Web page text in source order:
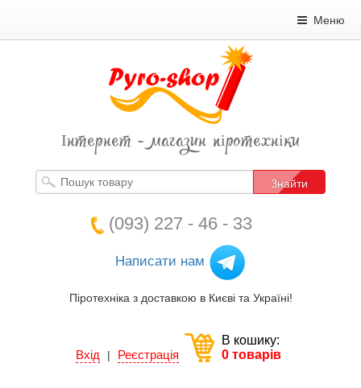
Меню
Інтернет - магазин піротехніки
Знайти
(093) 227 - 46 - 33
Написати нам
Піротехніка з доставкою в Києві та Україні!
Вхід | Реєстрація
В кошику:
0 товарів